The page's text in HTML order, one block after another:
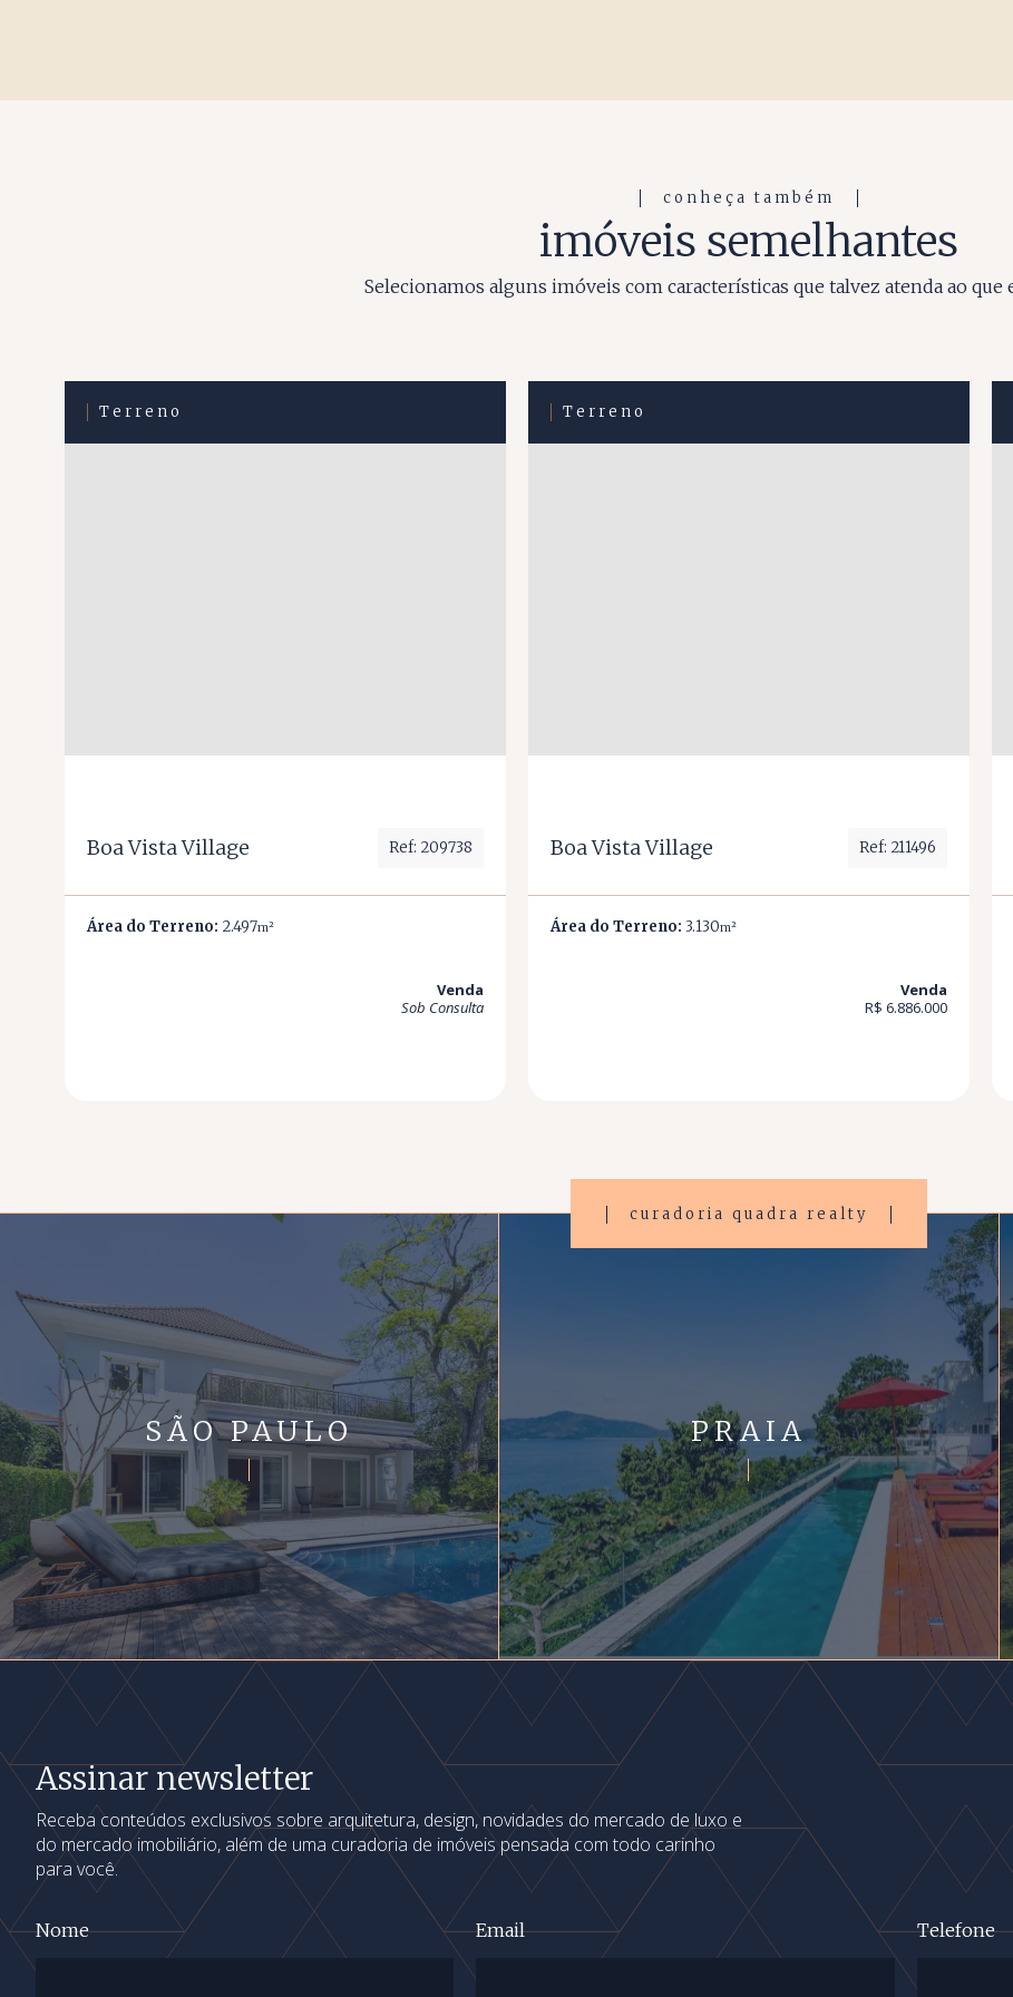
conheça também
imóveis semelhantes
Selecionamos alguns imóveis com características que talvez atenda ao que
Terreno
Boa Vista Village Ref: 209738
Área do Terreno: 2.497m²
Venda
Sob Consulta
Terreno
Boa Vista Village Ref: 211496
Área do Terreno: 3.130m²
Venda
R$ 6.886.000
curadoria quadra realty
SÃO PAULO PRAIA
Assinar newsletter
Receba conteúdos exclusivos sobre arquitetura, design, novidades do mercado de luxo e
do mercado imobiliário, além de uma curadoria de imóveis pensada com todo carinho
para você.
Nome Email Telefone